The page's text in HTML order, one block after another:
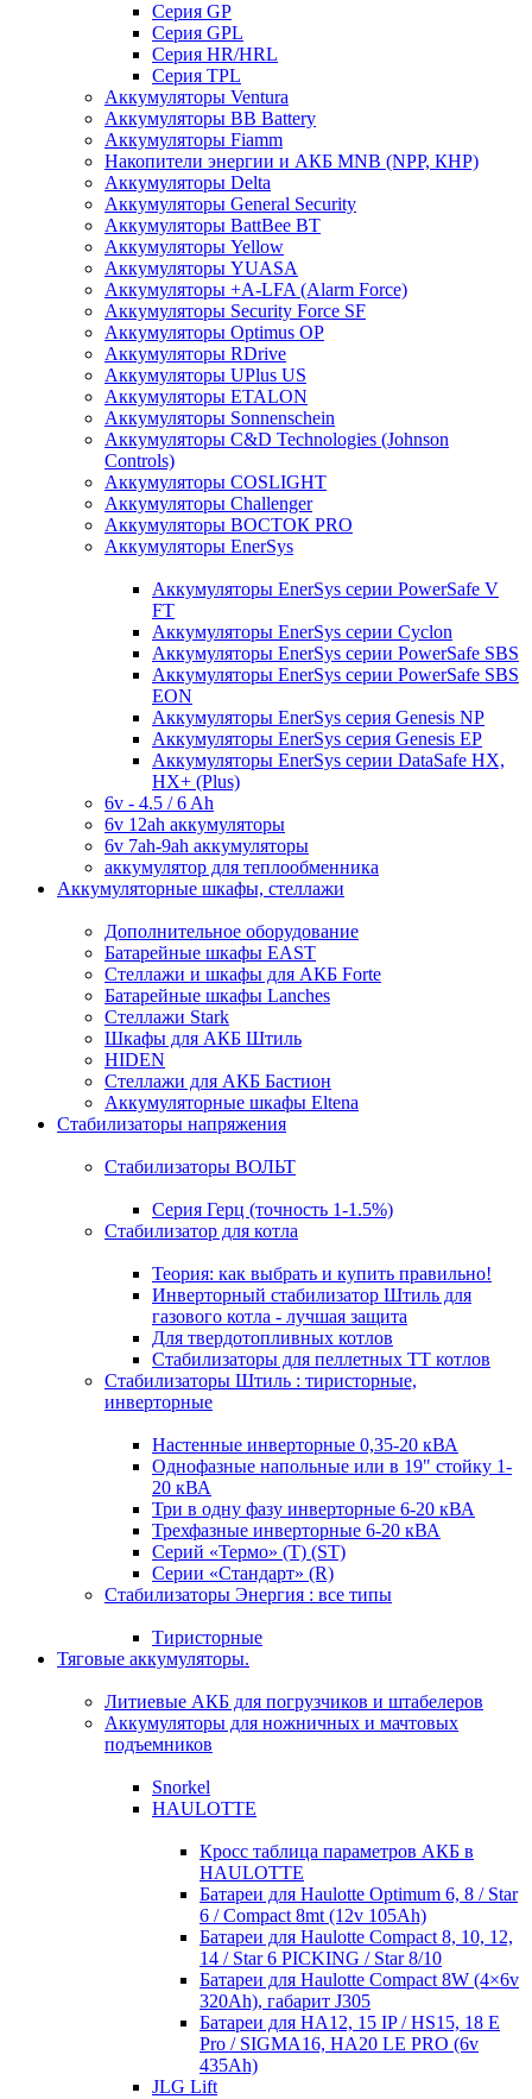
Cерия GP
Серия GPL
Серия HR/HRL
Серия TPL
Аккумуляторы Ventura
Аккумуляторы BB Battery
Аккумуляторы Fiamm
Накопители энергии и АКБ MNB (NPP, КНР)
Аккумуляторы Delta
Аккумуляторы General Security
Аккумуляторы BattBee BT
Аккумуляторы Yellow
Аккумуляторы YUASA
Аккумуляторы +A-LFA (Alarm Force)
Аккумуляторы Security Force SF
Аккумуляторы Optimus OP
Аккумуляторы RDrive
Аккумуляторы UPlus US
Аккумуляторы ETALON
Аккумуляторы Sonnenschein
Аккумуляторы С&D Technologies (Johnson
Controls)
Аккумуляторы COSLIGHT
Аккумуляторы Challenger
Аккумуляторы ВОСТОК PRO
Аккумуляторы EnerSys
Аккумуляторы EnerSys серии PowerSafe V
FT
Аккумуляторы EnerSys серии Cyclon
Аккумуляторы EnerSys серии PowerSafe SBS
Аккумуляторы EnerSys серии PowerSafe SBS
EON
Аккумуляторы EnerSys серия Genesis NP
Аккумуляторы EnerSys серия Genesis EP
Аккумуляторы EnerSys серии DataSafe HX,
HX+ (Plus)
6v - 4.5 / 6 Ah
6v 12ah аккумуляторы
6v 7ah-9ah аккумуляторы
аккумулятор для теплообменника
Аккумуляторные шкафы, стеллажи
Дополнительное оборудование
Батарейные шкафы EAST
Стеллажи и шкафы для АКБ Forte
Батарейные шкафы Lanches
Стеллажи Stark
Шкафы для АКБ Штиль
HIDEN
Стеллажи для АКБ Бастион
Аккумуляторные шкафы Eltena
Стабилизаторы напряжения
Стабилизаторы ВОЛЬТ
Серия Герц (точность 1-1.5%)
Стабилизатор для котла
Теория: как выбрать и купить правильно!
Инверторный стабилизатор Штиль для
газового котла - лучшая защита
Для твердотопливных котлов
Стабилизаторы для пеллетных ТТ котлов
Стабилизаторы Штиль : тиристорные,
инверторные
Настенные инверторные 0,35-20 кВА
Однофазные напольные или в 19" стойку 1-
20 кВА
Три в одну фазу инверторные 6-20 кВА
Трехфазные инверторные 6-20 кВА
Серий «Термо» (T) (ST)
Серии «Стандарт» (R)
Стабилизаторы Энергия : все типы
Тиристорные
Тяговые аккумуляторы.
Литиевые АКБ для погрузчиков и штабелеров
Аккумуляторы для ножничных и мачтовых
подъемников
Snorkel
HAULOTTE
Кросc таблица параметров АКБ в
HAULOTTE
Батареи для Haulotte Optimum 6, 8 / Star
6 / Compact 8mt (12v 105Ah)
Батареи для Haulotte Compact 8, 10, 12,
14 / Star 6 PICKING / Star 8/10
Батареи для Haulotte Compact 8W (4×6v
320Ah), габарит J305
Батареи для HA12, 15 IP / HS15, 18 E
Pro / SIGMA16, HA20 LE PRO (6v
435Ah)
JLG Lift